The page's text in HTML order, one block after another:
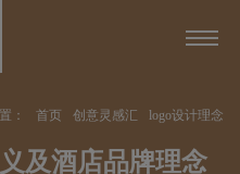
： 首页 创意灵感汇
logo设计理念
及酒店品牌理念